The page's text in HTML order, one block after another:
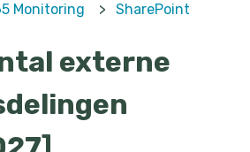
Monitoring SharePoint
externe